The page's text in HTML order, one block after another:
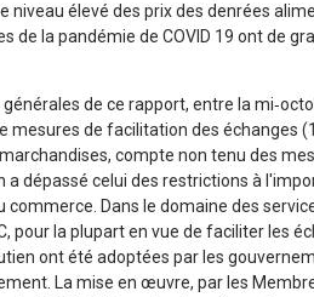
niveau élevé des prix des denrées
de la pandémie de COVID 19 ont de
de ce rapport, entre la
mesures de facilitation des échanges
compte non tenu des
a dépassé celui des restrictions à
commerce. Dans le domaine des
pour la plupart en vue de faciliter les
ont été adoptées par les
La mise en œuvre, par les